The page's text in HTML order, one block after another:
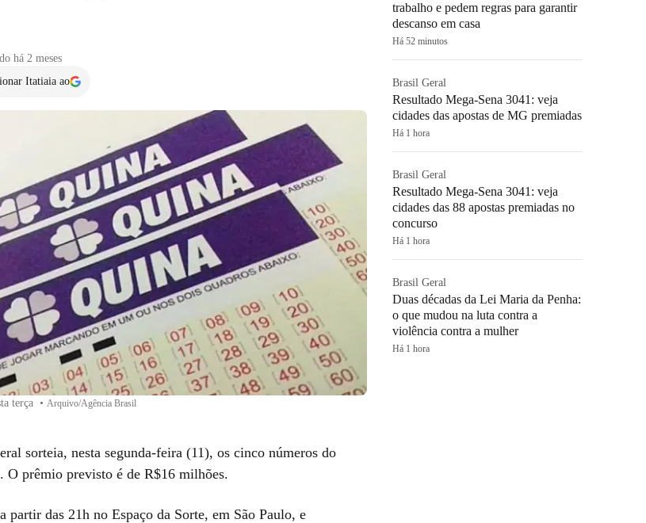
há 2 meses
Itatiaia ao
terça • Arquivo/Agência Brasil
sorteia, nesta segunda-feira (11), os cinco números do
O prêmio previsto é de R$16 milhões.
partir das 21h no Espaço da Sorte, em São Paulo, e
trabalho e pedem regras para garantir
descanso em casa
Há 52 minutos
Brasil Geral
Resultado Mega-Sena 3041: veja
cidades das apostas de MG premiadas
Há 1 hora
Brasil Geral
Resultado Mega-Sena 3041: veja
cidades das 88 apostas premiadas no
concurso
Há 1 hora
Brasil Geral
Duas décadas da Lei Maria da Penha:
o que mudou na luta contra a
violência contra a mulher
Há 1 hora